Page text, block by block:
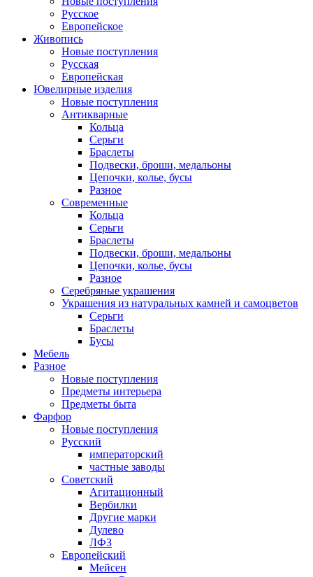
Русское
Европейское
Живопись
Новые поступления
Русская
Европейская
Ювелирные изделия
Новые поступления
Антикварные
Кольца
Серьги
Браслеты
Подвески, броши, медальоны
Цепочки, колье, бусы
Разное
Современные
Кольца
Серьги
Браслеты
Подвески, броши, медальоны
Цепочки, колье, бусы
Разное
Серебряные украшения
Украшения из натуральных камней и самоцветов
Серьги
Браслеты
Бусы
Мебель
Разное
Новые поступления
Предметы интерьера
Предметы быта
Фарфор
Новые поступления
Русский
императорский
частные заводы
Советский
Агитационный
Вербилки
Другие марки
Дулево
ЛФЗ
Европейский
Мейсен